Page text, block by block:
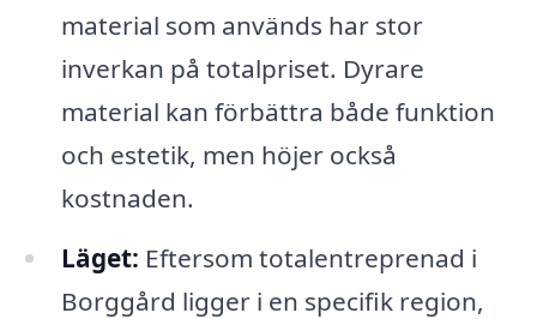
material som används har stor
inverkan på totalpriset. Dyrare
material kan förbättra både funktion
och estetik, men höjer också
kostnaden.
Läget: Eftersom totalentreprenad i
Borggård ligger i en specifik region,